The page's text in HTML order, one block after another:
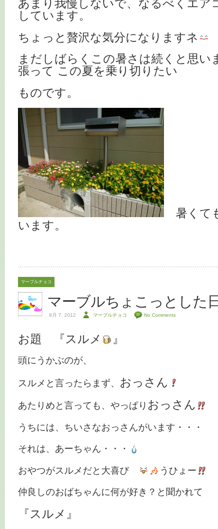
あまり我慢しないで、なるべくエア
しています。
ちょっと贅沢な気分になりますネ
まだしばらくこの暑さは続くと思い
張って この夏を乗り切りたい
ものです。
暑くて
います。
マーブルチョコ
マーブルちょこっとした
8月 7, 2012 マーブルチョコ No Comments
お題 『スルメ 』
頭にうかぶのが、
スルメと言ったらまず、 おっさん
あたりめと言っても、やっぱり おっさん
うちには、ちいさなおっさんがいます・・・
それは、あーちゃん・・・
おやつがスルメだと大喜び うひょー
仲良しのおばちゃんに何が好き？と聞かれて
『スルメ』